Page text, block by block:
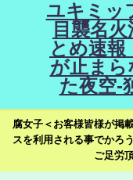
ユキミッ
目襲名
とめ速報
が止まら
た夜空-
腐女子＜お客様皆様が掲
スを利用される事でかろ
ご足労